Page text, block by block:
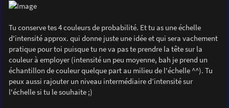
Tu conserve tes 4 couleurs de probabilité. Et tu as une échelle
d'intensité approx. qui donne juste une idée et qui sera vachement
pratique pour toi puisque tu ne va pas te prendre la tête sur la
couleur à employer (intensité un peu moyenne, bah je prend un
échantillon de couleur quelque part au milieu de l'échelle ^^). Tu
peux aussi rajouter un niveau intermédiaire d’intensité sur
l'échelle si tu le souhaite ;)